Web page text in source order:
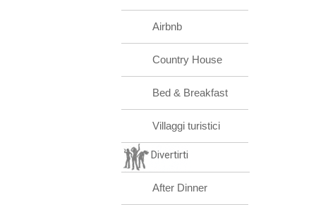
Airbnb
Country House
Bed & Breakfast
Villaggi turistici
Divertirti
After Dinner